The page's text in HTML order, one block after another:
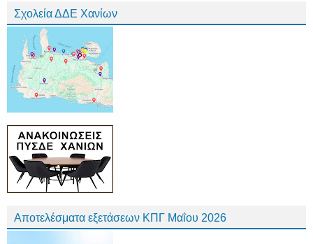
Σχολεία ΔΔΕ Χανίων
Αποτελέσματα εξετάσεων ΚΠΓ Μαΐου 2026